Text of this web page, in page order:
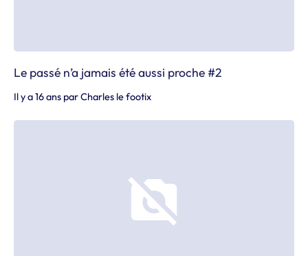
Le passé n’a jamais été aussi proche #2
Il y a 16 ans parCharles le footix